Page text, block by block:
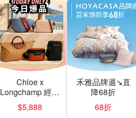
Chloe x
Longchamp 經典
包款均一價
$5888
$5,888
禾雅品牌週↘直
降68折
68折